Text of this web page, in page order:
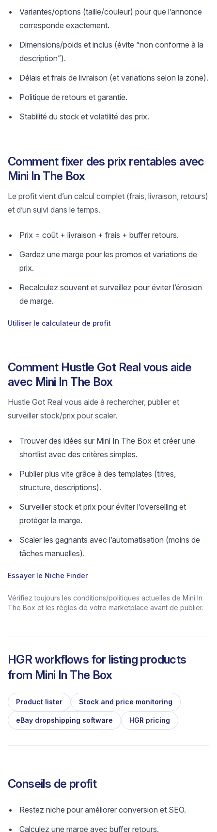
Variantes/options (taille/couleur) pour que l’annonce
corresponde exactement.
Dimensions/poids et inclus (évite “non conforme à la
description”).
Délais et frais de livraison (et variations selon la zone).
Politique de retours et garantie.
Stabilité du stock et volatilité des prix.
Comment fixer des prix rentables avec
Mini In The Box
Le profit vient d’un calcul complet (frais, livraison, retours)
et d’un suivi dans le temps.
Prix = coût + livraison + frais + buffer retours.
Gardez une marge pour les promos et variations de
prix.
Recalculez souvent et surveillez pour éviter l’érosion
de marge.
Utiliser le calculateur de profit
Comment Hustle Got Real vous aide
avec Mini In The Box
Hustle Got Real vous aide à rechercher, publier et
surveiller stock/prix pour scaler.
Trouver des idées sur Mini In The Box et créer une
shortlist avec des critères simples.
Publier plus vite grâce à des templates (titres,
structure, descriptions).
Surveiller stock et prix pour éviter l’overselling et
protéger la marge.
Scaler les gagnants avec l’automatisation (moins de
tâches manuelles).
Essayer le Niche Finder
Vérifiez toujours les conditions/politiques actuelles de Mini In
The Box et les règles de votre marketplace avant de publier.
HGR workflows for listing products
from Mini In The Box
Product lister Stock and price monitoring
eBay dropshipping software HGR pricing
Conseils de profit
Restez niche pour améliorer conversion et SEO.
Calculez une marge avec buffer retours.